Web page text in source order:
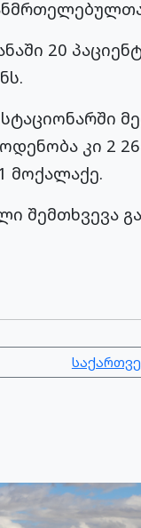
20
კი 2
მოქალაქე.
შემთხვევა